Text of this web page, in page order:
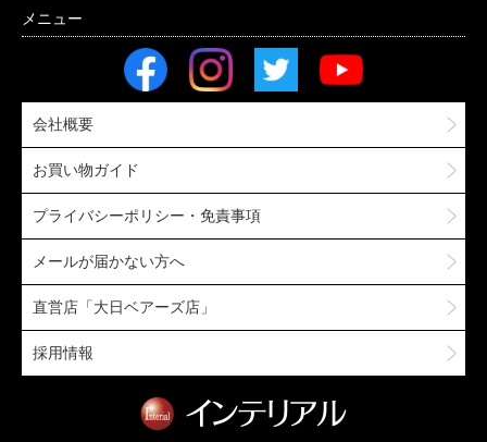
会社概要
お買い物ガイド
プライバシーポリシー・免責事項
メールが届かない方へ
直営店「大日ベアーズ店」
採用情報